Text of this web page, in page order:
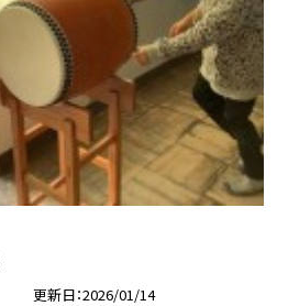
更新日 2026/01/14